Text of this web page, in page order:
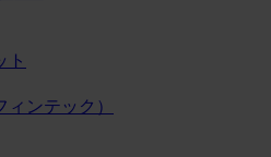
ト
ンテック）